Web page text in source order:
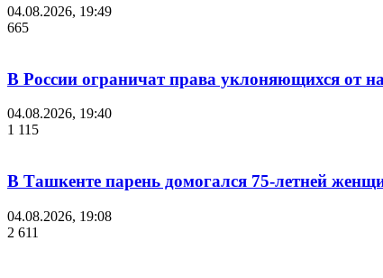
04.08.2026, 19:49
665
В России ограничат права уклоняющихся от
04.08.2026, 19:40
1 115
В Ташкенте парень домогался 75-летней
04.08.2026, 19:08
2 611